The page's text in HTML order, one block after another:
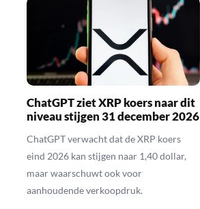
ChatGPT ziet XRP koers naar dit
niveau stijgen 31 december 2026
ChatGPT verwacht dat de XRP koers
eind 2026 kan stijgen naar 1,40 dollar,
maar waarschuwt ook voor
aanhoudende verkoopdruk.